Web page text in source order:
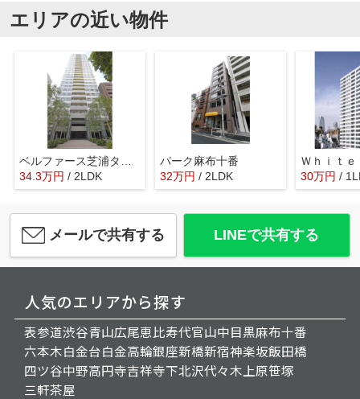
エリアの近い物件
34.3万円 / 2LDK
パーク麻布十番
32万円 / 2LDK 30万円 /
メールで共有する LINEで共有する
人気のエリアから探す
表参道渋谷青山広尾恵比寿代官山中目黒麻布十番
六本木白金台白金高輪銀座新橋新宿神楽坂飯田橋
四ツ谷中野高円寺吉祥寺下北沢代々木上原笹塚
三軒茶屋